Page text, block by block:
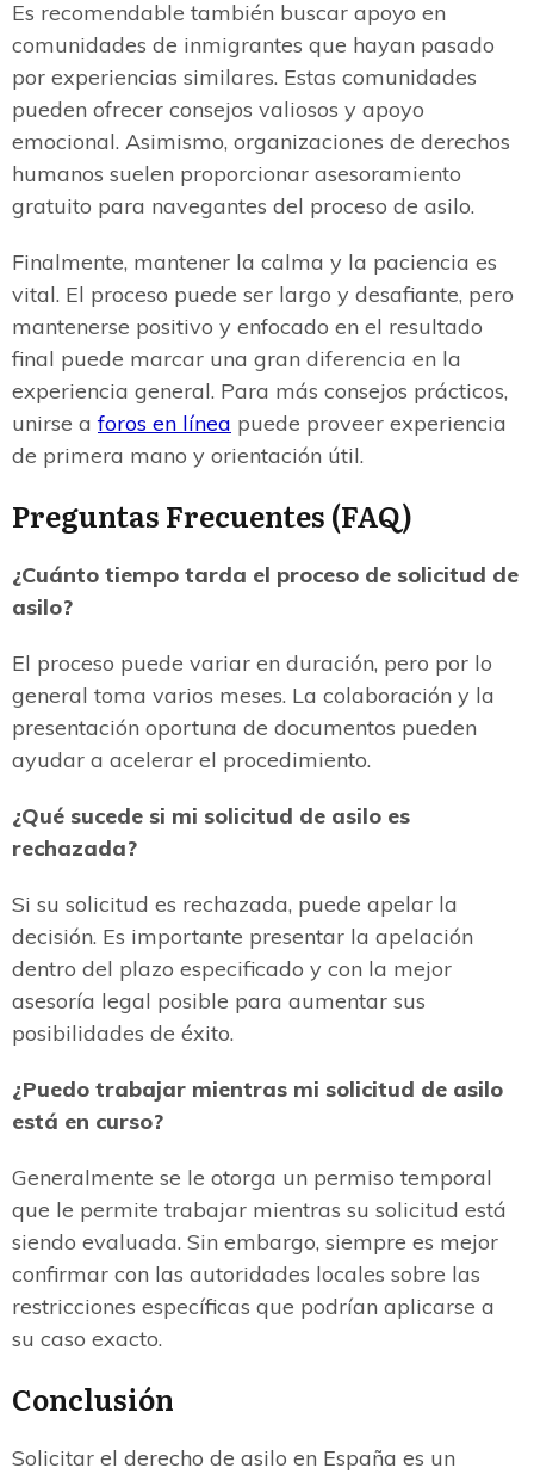
Es recomendable también buscar apoyo en
comunidades de inmigrantes que hayan pasado
por experiencias similares. Estas comunidades
pueden ofrecer consejos valiosos y apoyo
emocional. Asimismo, organizaciones de derechos
humanos suelen proporcionar asesoramiento
gratuito para navegantes del proceso de asilo.
Finalmente, mantener la calma y la paciencia es
vital. El proceso puede ser largo y desafiante, pero
mantenerse positivo y enfocado en el resultado
final puede marcar una gran diferencia en la
experiencia general. Para más consejos prácticos,
unirse aforos en línea puede proveer experiencia
de primera mano y orientación útil.
Preguntas Frecuentes (FAQ)
¿Cuánto tiempo tarda el proceso de solicitud de
asilo?
El proceso puede variar en duración, pero por lo
general toma varios meses. La colaboración y la
presentación oportuna de documentos pueden
ayudar a acelerar el procedimiento.
¿Qué sucede si mi solicitud de asilo es
rechazada?
Si su solicitud es rechazada, puede apelar la
decisión. Es importante presentar la apelación
dentro del plazo especificado y con la mejor
asesoría legal posible para aumentar sus
posibilidades de éxito.
¿Puedo trabajar mientras mi solicitud de asilo
está en curso?
Generalmente se le otorga un permiso temporal
que le permite trabajar mientras su solicitud está
siendo evaluada. Sin embargo, siempre es mejor
confirmar con las autoridades locales sobre las
restricciones específicas que podrían aplicarse a
su caso exacto.
Conclusión
Solicitar el derecho de asilo en España es un